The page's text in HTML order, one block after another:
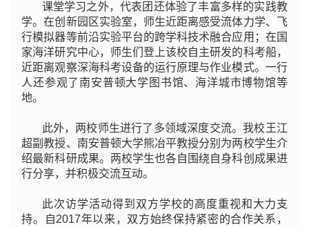
课堂学习之外，代表团还体验了丰富多样的实践教
学。在创新园区实验室，师生近距离感受流体力学、飞
行模拟器等前沿实验平台的跨学科技术融合应用；在国
家海洋研究中心，师生们登上该校自主研发的科考船，
近距离观察深海科考设备的运行原理与作业模式。一行
人还参观了南安普顿大学图书馆、海洋城市博物馆等
地。
此外，两校师生进行了多领域深度交流。我校王江
超副教授、南安普顿大学熊冶平教授分别为两校学生介
绍最新科研成果。两校学生也各自围绕自身科创成果进
行分享，并积极交流互动。
此次访学活动得到双方学校的高度重视和大力支
持。自2017年以来，双方始终保持紧密的合作关系，